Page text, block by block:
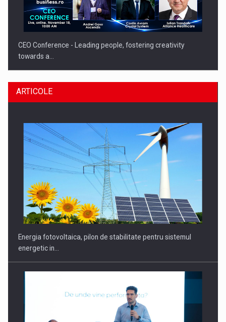
CEO Conference - Leading people, fostering creativity
towards a…
CEO Conference - Shaping The Future - Technology and…
ARTICOLE
Energia fotovoltaica, pilon de stabilitate pentru sistemul
energetic in…